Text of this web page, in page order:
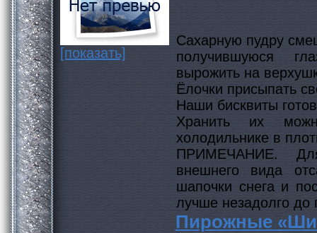
[показать]
Сахарную пудру
получившуюся
вырожить на
Ёлочки присыпать
Наши бисквиты
Хранить их
холодильнике в
ПРИМЕЧАНИЕ.
внешнего вида
шапочки снега и
лучше незадолго до
Пирожные